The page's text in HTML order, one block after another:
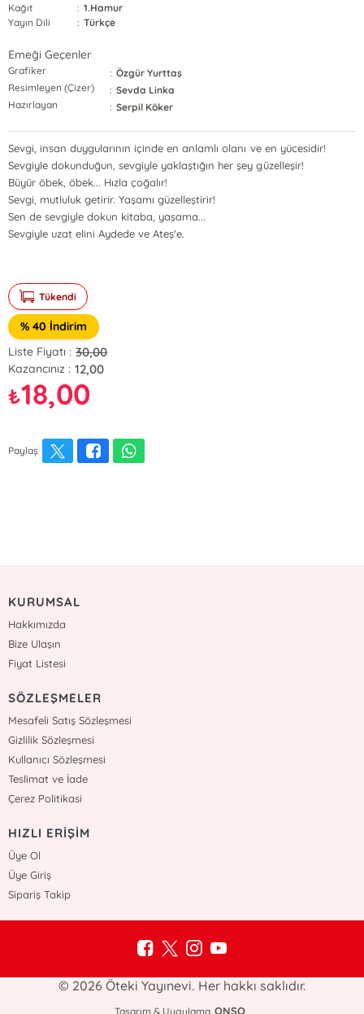
Kağıt
: 1.Hamur
Yayın Dili
: Türkçe
Emeği Geçenler
Grafiker : Özgür Yurttaş
Resimleyen (Çizer)
: Sevda Linka
Hazırlayan
: Serpil Köker
Sevgi, insan duygularının içinde en anlamlı olanı ve en yücesidir!
Sevgiyle dokunduğun, sevgiyle yaklaştığın her şey güzelleşir!
Büyür öbek, öbek... Hızla çoğalır!
Sevgi, mutluluk getirir. Yaşamı güzelleştirir!
Sen de sevgiyle dokun kitaba, yaşama...
Sevgiyle uzat elini Aydede ve Ateş'e.
Tükendi
% 40 İndirim
Liste Fiyatı : 30,00
Kazancınız : 12,00
₺18,00
Paylaş
KURUMSAL
Hakkımızda
Bize Ulaşın
Fiyat Listesi
SÖZLEŞMELER
Mesafeli Satış Sözleşmesi
Gizlilik Sözleşmesi
Kullanıcı Sözleşmesi
Teslimat ve İade
Çerez Politikasi
HIZLI ERİŞİM
Üye Ol
Üye Giriş
Sipariş Takip
© 2026 Öteki Yayınevi. Her hakkı saklıdır.
Tasarım & Uygulama ONSO